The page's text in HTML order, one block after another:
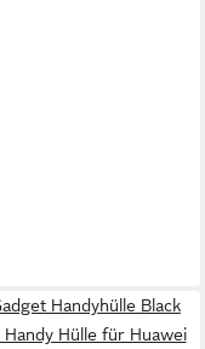
Handyhülle Black
Handy Hülle für Huawei